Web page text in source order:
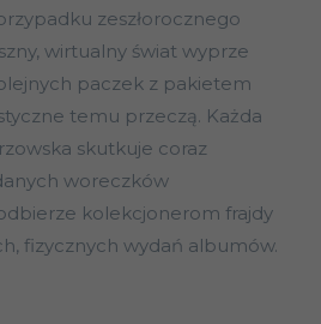
zeszłorocznego
wirtualny świat wyprze
paczek z pakietem
temu przeczą. Każda
skutkuje coraz
woreczków
kolekcjonerom frajdy
fizycznych wydań albumów.